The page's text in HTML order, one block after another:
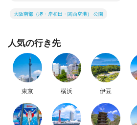
大阪南部（堺・岸和田・関西空港） 公園
人気の行き先
東京 横浜 伊豆